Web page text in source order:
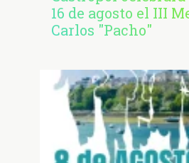
16 de agosto el III
Carlos "Pacho"